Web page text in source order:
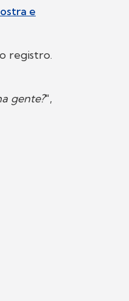
e
registro.
gente?",